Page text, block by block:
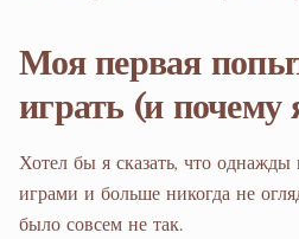
Моя первая
играть (и почему
Хотел бы я сказать, что однажды
играми и больше никогда не
было совсем не так.